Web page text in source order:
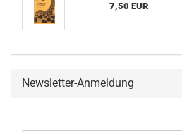
7,50 EUR
Newsletter-Anmeldung